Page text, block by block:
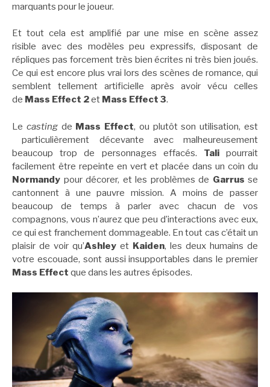
marquants pour le joueur.
Et tout cela est amplifié par une mise en scène assez
risible avec des modèles peu expressifs, disposant de
répliques pas forcement très bien écrites ni très bien joués.
Ce qui est encore plus vrai lors des scènes de romance, qui
semblent tellement artificielle après avoir vécu celles
de Mass Effect 2et Mass Effect 3.
Le castingde Mass Effect, ou plutôt son utilisation, est
particulièrement décevante avec malheureusement
beaucoup trop de personnages effacés. Talipourrait
facilement être repeinte en vert et placée dans un coin du
Normandy pour décorer, et les problèmes de Garrus se
cantonnent à une pauvre mission. A moins de passer
beaucoup de temps à parler avec chacun de vos
compagnons, vous n’aurez que peu d’interactions avec eux,
ce qui est franchement dommageable. En tout cas c’était un
plaisir de voir qu’Ashley et Kaiden, les deux humains de
votre escouade, sont aussi insupportables dans le premier
Mass Effect que dans les autres épisodes.